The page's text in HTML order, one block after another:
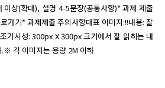
이상(확대), 설명 4-5문장(공통사항)* 과제 제출
가기* 과제제출 주의사항대표 이미지:!!내용: 잘
가시성: 300px X 300px 크기에서 잘 읽히는 내
각 이미지는 용량 2M 이하